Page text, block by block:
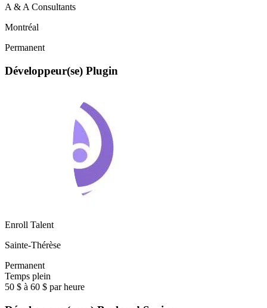
A & A Consultants
Montréal
Permanent
Développeur(se) Plugin
Enroll Talent
Sainte-Thérèse
Permanent
Temps plein
50 $ à 60 $ par heure